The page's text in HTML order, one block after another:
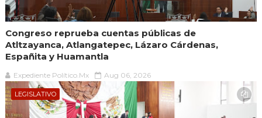
Congreso reprueba cuentas públicas de
Atltzayanca, Atlangatepec, Lázaro Cárdenas,
Españita y Huamantla
Expediente Político.Mx Aug 06, 2026
LEGISLATIVO